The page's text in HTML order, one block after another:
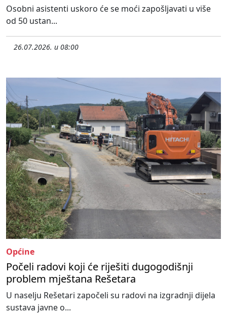
Osobni asistenti uskoro će se moći zapošljavati u više
od 50 ustan...
26.07.2026. u 08:00
Općine
Počeli radovi koji će riješiti dugogodišnji
problem mještana Rešetara
U naselju Rešetari započeli su radovi na izgradnji dijela
sustava javne o...